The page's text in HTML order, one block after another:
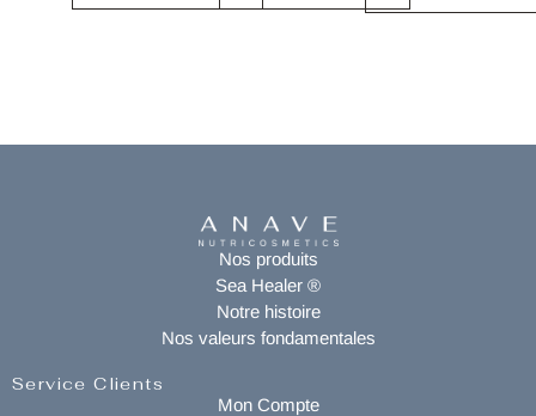
Nos produits
Sea Healer ®
Notre histoire
Nos valeurs fondamentales
Service Clients
Mon Compte